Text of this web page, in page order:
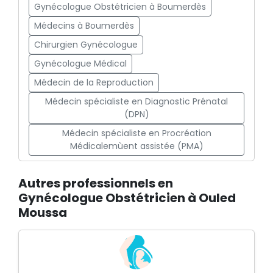
Gynécologue Obstétricien à Boumerdès
Médecins à Boumerdès
Chirurgien Gynécologue
Gynécologue Médical
Médecin de la Reproduction
Médecin spécialiste en Diagnostic Prénatal
(DPN)
Médecin spécialiste en Procréation
Médicalemùent assistée (PMA)
Autres professionnels en
Gynécologue Obstétricien à Ouled
Moussa